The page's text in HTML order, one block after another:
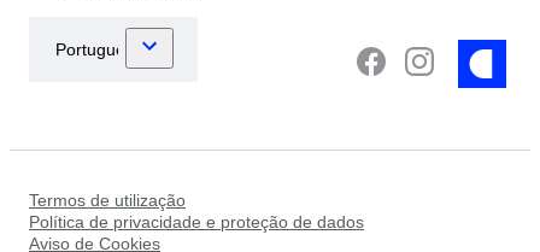
Termos de utilização
Política de privacidade e proteção de dados
Aviso de Cookies